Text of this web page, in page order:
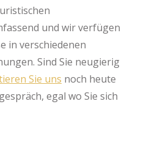
und wir verfügen
in verschiedenen
Sind Sie neugierig
Sie uns noch heute
egal wo Sie sich